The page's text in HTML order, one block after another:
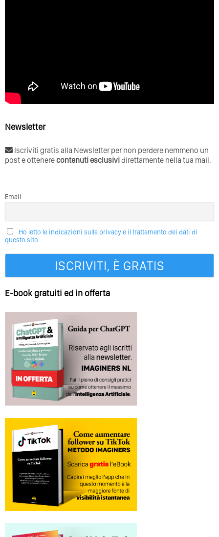
Newsletter
Iscriviti gratis alla Newsletter per non perdere nemmeno un
post e ottenerecontenuti esclusividirettamente nella tua mail.
Email
Ho letto le indicazioni sulla privacy e il trattamento dei dati di
questo sito.
E-book gratuiti ed in offerta